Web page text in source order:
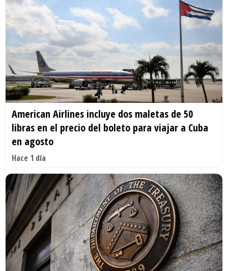
American Airlines incluye dos maletas de 50
libras en el precio del boleto para viajar a Cuba
en agosto
Hace 1 día